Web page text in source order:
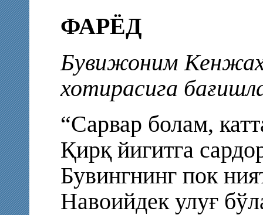
ФАРЁД
Бувижоним
хотирасига
“Сарвар болам,
Қирқ йигитга
Бувингнинг пок
Навоийдек улуғ